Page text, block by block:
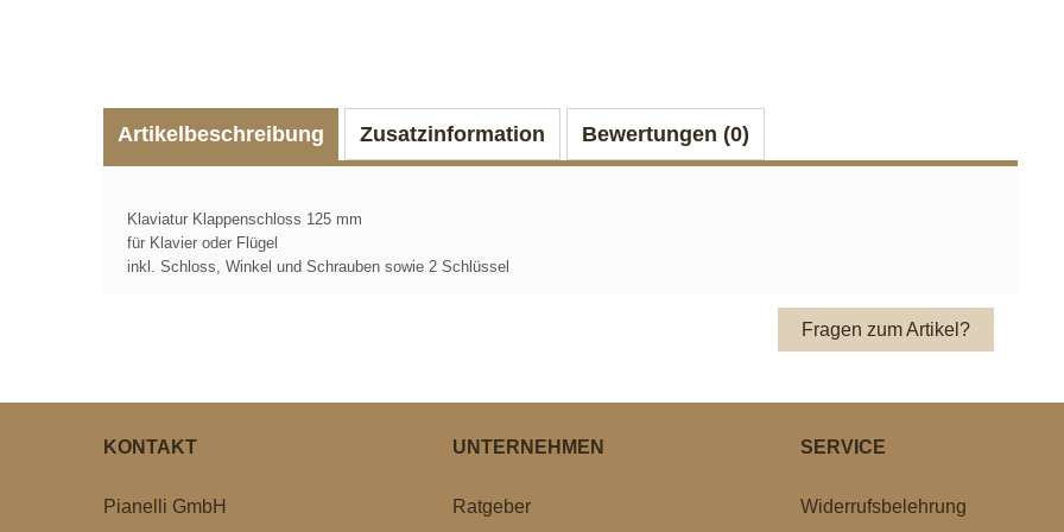
Artikelbeschreibung Zusatzinformation Bewertungen (0)
Klaviatur Klappenschloss 125 mm
für Klavier oder Flügel
inkl. Schloss, Winkel und Schrauben sowie 2 Schlüssel
Fragen zum Artikel?
KONTAKT
Pianelli GmbH
UNTERNEHMEN
Ratgeber
SERVICE
Widerrufsbelehrung